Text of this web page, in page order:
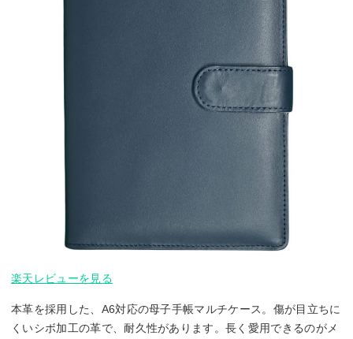
楽天レビューを見る
本革を採用した、A6対応の母子手帳マルチケース。傷が目立ちに
くいシボ加工の革で、耐久性があります。長く愛用できるのがメ